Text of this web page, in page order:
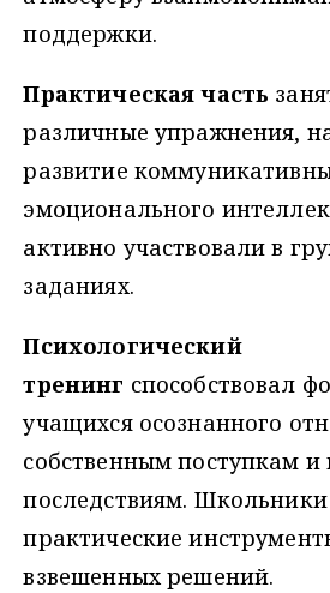
поддержки.
Практическая часть
различные упражнения,
развитие
эмоционального
активно участвовали в
заданиях.
Психологический
тренинг способствовал
учащихся осознанного
собственным поступкам и
последствиям.
практические
взвешенных решений.